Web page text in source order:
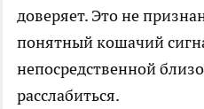
доверяет. Это не
понятный кошачий
непосредственной
расслабиться.